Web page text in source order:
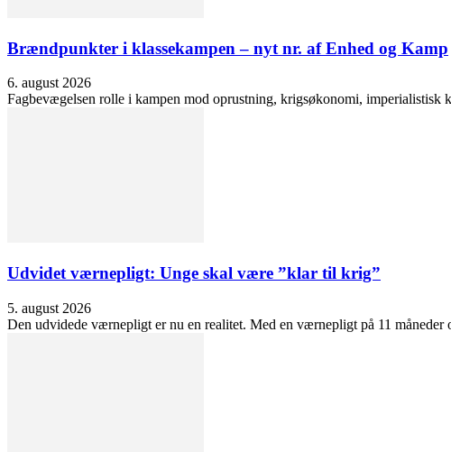
Brændpunkter i klassekampen – nyt nr. af Enhed og Kamp
6. august 2026
Fagbevægelsen rolle i kampen mod oprustning, krigsøkonomi, imperialistisk
Udvidet værnepligt: Unge skal være ”klar til krig”
5. august 2026
Den udvidede værnepligt er nu en realitet. Med en værnepligt på 11